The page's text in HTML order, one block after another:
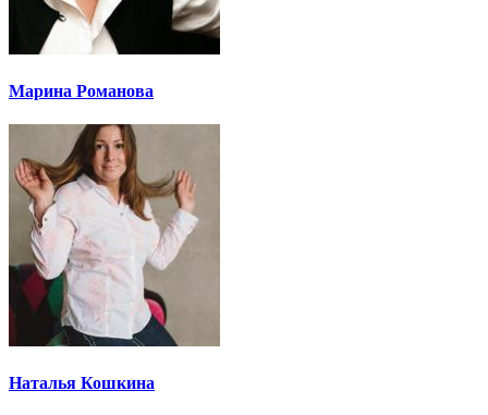
Марина Романова
Наталья Кошкина